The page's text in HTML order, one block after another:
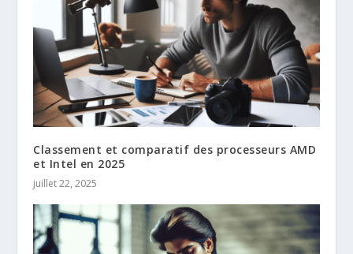
Classement et comparatif des processeurs AMD
et Intel en 2025
juillet 22, 2025